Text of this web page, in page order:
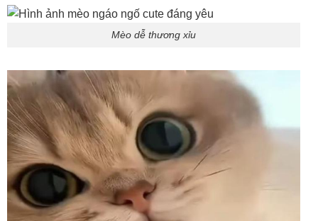
Mèo dễ thương xỉu